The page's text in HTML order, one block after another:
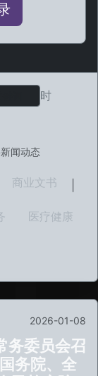
时
闻动态
商业文书
医疗健康
2026-01-08
务委员会召
务院、全